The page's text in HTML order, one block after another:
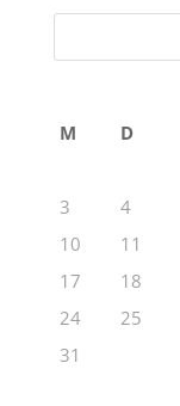
M D
3
4
10
11
17
18
24
25
31